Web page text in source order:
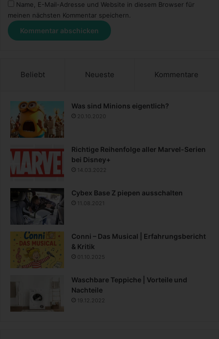
k
a
n
n
Name, E-Mail-Adresse und Website in diesem Browser für
meinen nächsten Kommentar speichern.
Beliebt Neueste Kommentare
Was sind Minions eigentlich?
20.10.2020
Richtige Reihenfolge aller Marvel-Serien
bei Disney+
14.03.2022
Cybex Base Z piepen ausschalten
11.08.2021
Conni – Das Musical | Erfahrungsbericht
& Kritik
01.10.2025
Waschbare Teppiche | Vorteile und
Nachteile
19.12.2022